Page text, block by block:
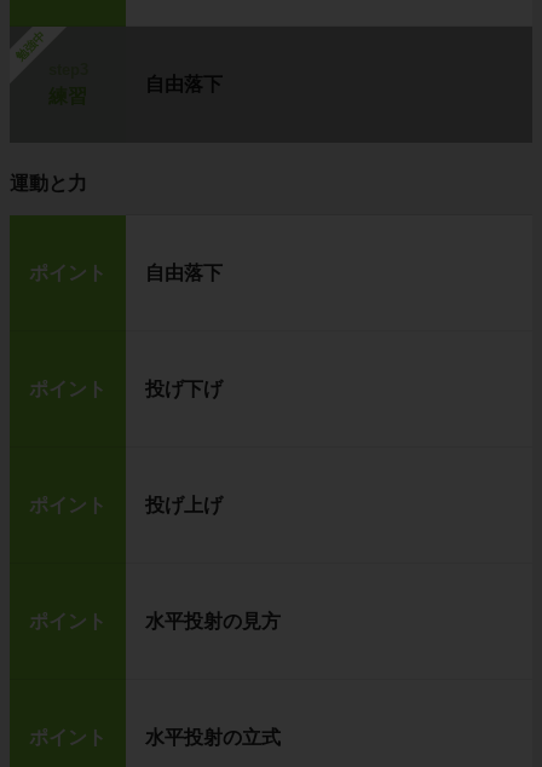
勉強中
自由落下
運動と力
ポイント 自由落下
ポイント 投げ下げ
ポイント 投げ上げ
ポイント 水平投射の見方
ポイント 水平投射の立式